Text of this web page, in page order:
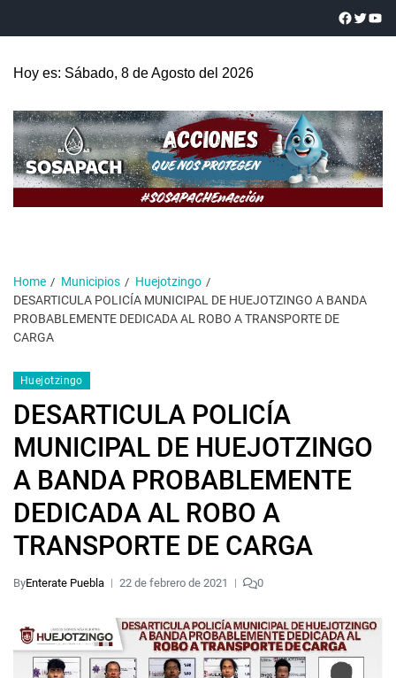
Hoy es: Sábado, 8 de Agosto del 2026
Home Municipios
Huejotzingo
DESARTICULA POLICÍA MUNICIPAL DE HUEJOTZINGO A BANDA
PROBABLEMENTE DEDICADA AL ROBO A TRANSPORTE DE
CARGA
Huejotzingo
DESARTICULA POLICÍA
MUNICIPAL DE HUEJOTZINGO
A BANDA PROBABLEMENTE
DEDICADA AL ROBO A
TRANSPORTE DE CARGA
ByEnterate Puebla 22 de febrero de 2021 0